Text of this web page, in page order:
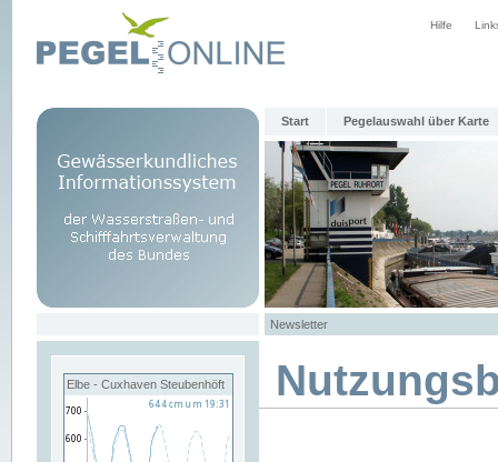
Hilfe
Start Pegelauswahl über Karte
Newsletter
Elbe - Cuxhaven Steubenhöft